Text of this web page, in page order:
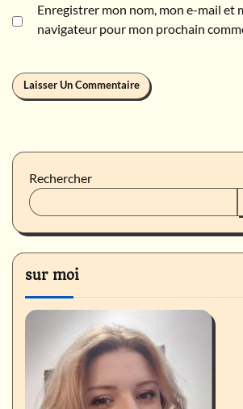
Enregistrer mon nom, mon e-mail et
navigateur pour mon prochain
Rechercher
sur moi